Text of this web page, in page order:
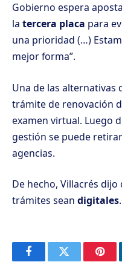
Gobierno espera
la tercera placa para
una prioridad (…)
mejor forma”.
Una de las alternativas
trámite de renovación
examen virtual. Luego
gestión se puede
agencias.
De hecho, Villacrés
trámites sean digitales.